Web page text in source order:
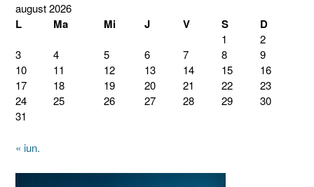
august 2026
L Ma Mi J V S D
1
2
3
4 5 6 7 8
9
10
11 12 13 14 15
16
17
18 19 20 21 22
23
24
25 26 27 28 29
30
31
« iun.